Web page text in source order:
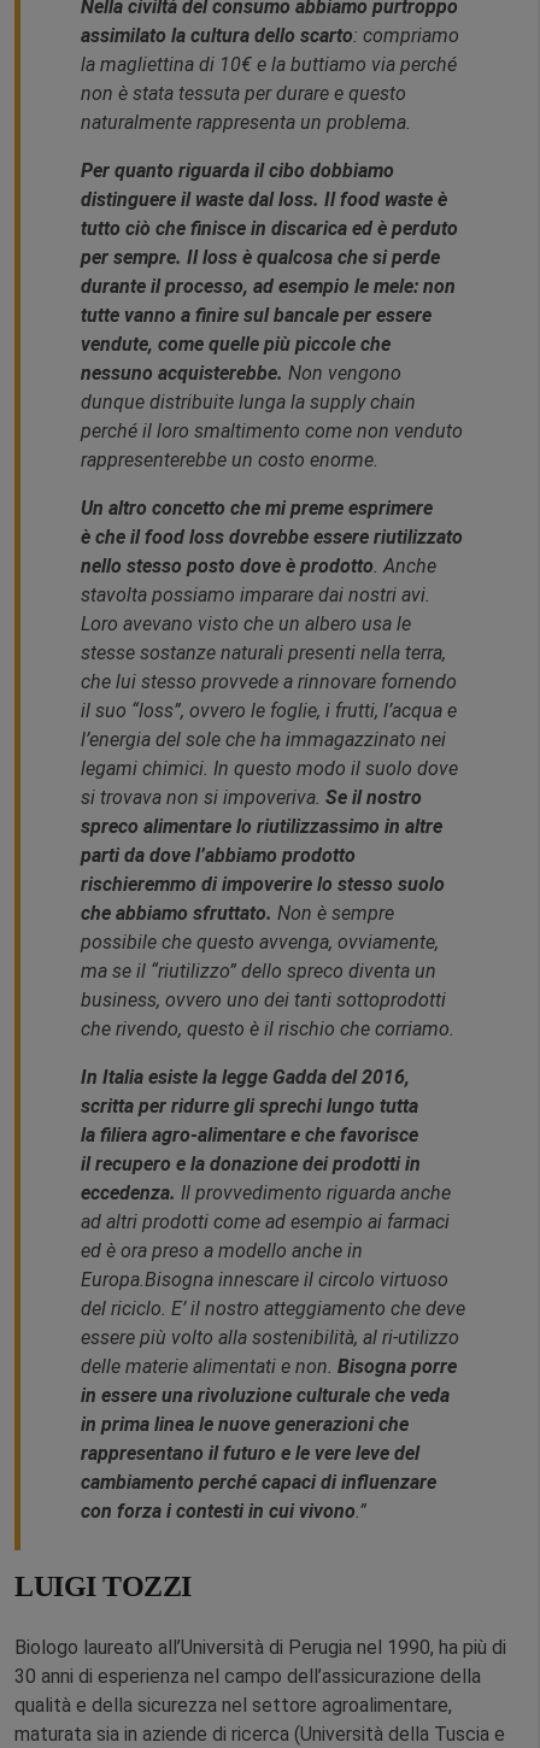
Nella civiltà del consumo abbiamo purtroppo
assimilato la cultura dello scarto: compriamo
la magliettina di 10€ e la buttiamo via perché
non è stata tessuta per durare e questo
naturalmente rappresenta un problema.
Per quanto riguarda il cibo dobbiamo
distinguere il waste dal loss. Il food waste è
tutto ciò che finisce in discarica ed è perduto
per sempre. Il loss è qualcosa che si perde
durante il processo, ad esempio le mele: non
tutte vanno a finire sul bancale per essere
vendute, come quelle più piccole che
nessuno acquisterebbe. Non vengono
dunque distribuite lunga la supply chain
perché il loro smaltimento come non venduto
rappresenterebbe un costo enorme.
Un altro concetto che mi preme esprimere
è che il food loss dovrebbe essere riutilizzato
nello stesso posto dove è prodotto. Anche
stavolta possiamo imparare dai nostri avi.
Loro avevano visto che un albero usa le
stesse sostanze naturali presenti nella terra,
che lui stesso provvede a rinnovare fornendo
il suo “loss”, ovvero le foglie, i frutti, l’acqua e
l’energia del sole che ha immagazzinato nei
legami chimici. In questo modo il suolo dove
si trovava non si impoveriva. Se il nostro
spreco alimentare lo riutilizzassimo in altre
parti da dove l’abbiamo prodotto
rischieremmo di impoverire lo stesso suolo
che abbiamo sfruttato. Non è sempre
possibile che questo avvenga, ovviamente,
ma se il “riutilizzo” dello spreco diventa un
business, ovvero uno dei tanti sottoprodotti
che rivendo, questo è il rischio che corriamo.
In Italia esiste la legge Gadda del 2016,
scritta per ridurre gli sprechi lungo tutta
la filiera agro-alimentare e che favorisce
il recupero e la donazione dei prodotti in
eccedenza. Il provvedimento riguarda anche
ad altri prodotti come ad esempio ai farmaci
ed è ora preso a modello anche in
Europa.Bisogna innescare il circolo virtuoso
del riciclo. E’ il nostro atteggiamento che deve
essere più volto alla sostenibilità, al ri-utilizzo
delle materie alimentati e non. Bisogna porre
in essere una rivoluzione culturale che veda
in prima linea le nuove generazioni che
rappresentano il futuro e le vere leve del
cambiamento perché capaci di influenzare
con forza i contesti in cui vivono.”
LUIGI TOZZI
Biologo laureato all’Università di Perugia nel 1990, ha più di
30 anni di esperienza nel campo dell’assicurazione della
qualità e della sicurezza nel settore agroalimentare,
maturata sia in aziende di ricerca (Università della Tuscia e